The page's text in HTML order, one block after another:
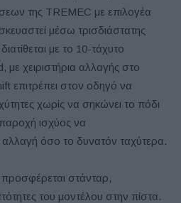
της TREMEC με επιλογέα
μέσω τρισδιάστατης
με το 10-τάχυτο
με χειριστήρια αλλαγής στο
επιτρέπει στον οδηγό να
χωρίς να σηκώνει το πόδι
ισχύος να
αλλαγή όσο το δυνατόν ταχύτερα.
στάνταρ,
του μοντέλου στην πίστα.